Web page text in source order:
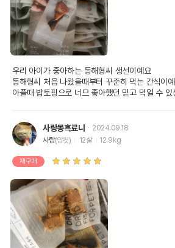
우리 아이가 즇아하는 동해형씨 생선이예요
동해형씨 처음 나왔을때부터 꾸준히 먹는 간식이
아플때 밥토핑으로 너므 좋아했던 믿고 먹일 수 있
사랑몽흑료니
2024.09.18
사랑(암컷) 12살 12.9kg
재구매